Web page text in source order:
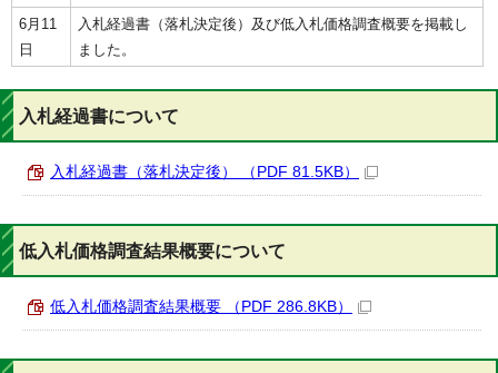
6月11
日
入札経過書（落札決定後）及び低入札価格調査概要を掲載し
ました。
入札経過書について
入札経過書（落札決定後） （PDF 81.5KB）
低入札価格調査結果概要について
低入札価格調査結果概要 （PDF 286.8KB）